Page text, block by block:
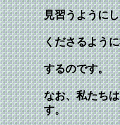
見習うように
くださるよう
するのです。
なお、私たち
す。